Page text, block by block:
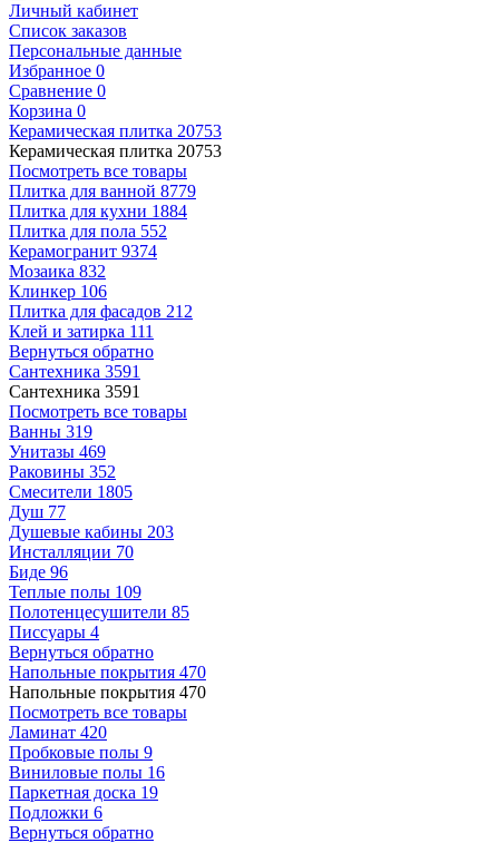
Личный кабинет
Список заказов
Персональные данные
Избранное 0
Сравнение 0
Корзина 0
Керамическая плитка 20753
Керамическая плитка 20753
Посмотреть все товары
Плитка для ванной 8779
Плитка для кухни 1884
Плитка для пола 552
Керамогранит 9374
Мозаика 832
Клинкер 106
Плитка для фасадов 212
Клей и затирка 111
Вернуться обратно
Сантехника 3591
Сантехника 3591
Посмотреть все товары
Ванны 319
Унитазы 469
Раковины 352
Смесители 1805
Душ 77
Душевые кабины 203
Инсталляции 70
Биде 96
Теплые полы 109
Полотенцесушители 85
Писсуары 4
Вернуться обратно
Напольные покрытия 470
Напольные покрытия 470
Посмотреть все товары
Ламинат 420
Пробковые полы 9
Виниловые полы 16
Паркетная доска 19
Подложки 6
Вернуться обратно